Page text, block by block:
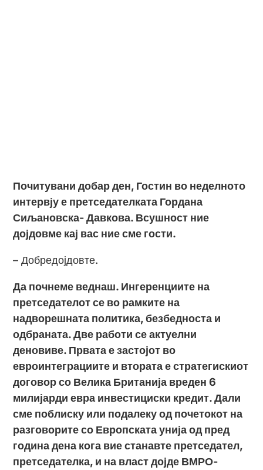
Почитувани добар ден, Гостин во неделното
интервју е претседателката Гордана
Сиљановска- Давкова. Всушност ние
дојдовме кај вас ние сме гости.
– Добредојдовте.
Да почнеме веднаш. Ингеренциите на
претседателот се во рамките на
надворешната политика, безбедноста и
одбраната. Две работи се актуелни
деновиве. Првата е застојот во
евроинтеграциите и втората е стратегискиот
договор со Велика Британија вреден 6
милијарди евра инвестициски кредит. Дали
сме поблиску или подалеку од почетокот на
разговорите со Европската унија од пред
година дена кога вие станавте претседател,
претседателка, и на власт дојде ВМРО-